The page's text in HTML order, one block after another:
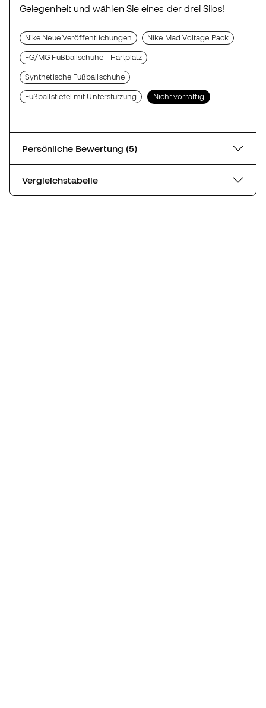
Gelegenheit und wählen Sie eines der drei Silos!
Nike Neue Veröffentlichungen Nike Mad Voltage Pack
FG/MG Fußballschuhe - Hartplatz
Synthetische Fußballschuhe
Fußballstiefel mit Unterstützung Nicht vorrättig
Persönliche Bewertung (5)
Vergleichstabelle